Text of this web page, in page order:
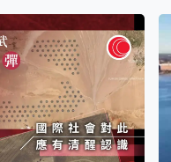
發文和應有關言論。
150億美元，《紐
強調不會被嚇倒。